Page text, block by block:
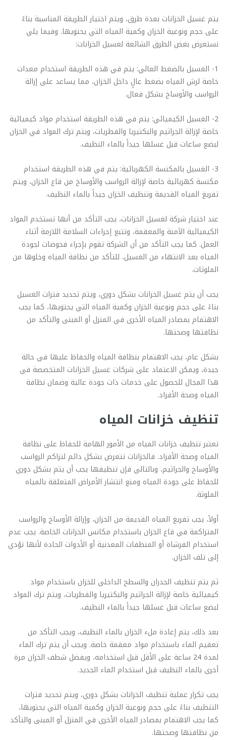
يتم غسيل الخزانات بعدة طرق، ويتم اختيار الطريقة المناسبة بناءً
على حجم ونوعية الخزان وكمية المياه التي يحتويها. وفيما يلي
نستعرض بعض الطرق الشائعة لغسيل الخزانات:
1- الغسيل بالضغط العالي: يتم في هذه الطريقة استخدام معدات
خاصة لرش المياه بضغط عالٍ داخل الخزان، مما يساعد على إزالة
الرواسب والأوساخ بشكل فعال.
2- الغسيل الكيميائي: يتم في هذه الطريقة استخدام مواد كيميائية
خاصة لإزالة الجراثيم والبكتيريا والفطريات، ويتم ترك المواد في الخزان
لبضع ساعات قبل غسلها جيداً بالماء النظيف.
3- الغسيل بالمكنسة الكهربائية: يتم في هذه الطريقة استخدام
مكنسة كهربائية خاصة لإزالة الرواسب والأوساخ من قاع الخزان، ويتم
تفريغ المياه القديمة وتنظيف الخزان جيداً بالماء النظيف.
عند اختيار شركة لغسيل الخزانات، يجب التأكد من أنها تستخدم المواد
الكيميائية الآمنة والمعقمة، وتتبع إجراءات السلامة اللازمة أثناء
العمل. كما يجب التأكد من أن الشركة تقوم بإجراء فحوصات لجودة
المياه بعد الانتهاء من الغسيل، للتأكد من نظافة المياه وخلوها من
الملوثات.
يجب أن يتم غسيل الخزانات بشكل دوري، ويتم تحديد فترات الغسيل
بناءً على حجم ونوعية الخزان وكمية المياه التي يحتويها، كما يجب
الاهتمام بمصادر المياه الأخرى في المنزل أو المبنى والتأكد من
نظافتها وصحتها.
بشكل عام، يجب الاهتمام بنظافة المياه والحفاظ عليها في حالة
جيدة، ويمكن الاعتماد على شركات غسيل الخزانات المتخصصة في
هذا المجال للحصول على خدمات ذات جودة عالية وضمان نظافة
المياه وصحة الأفراد.
تنظيف خزانات المياه
تعتبر تنظيف خزانات المياه من الأمور الهامة للحفاظ على نظافة
المياه وصحة الأفراد. فالخزانات تتعرض بشكل دائم لتراكم الرواسب
والأوساخ والجراثيم، وبالتالي فإن تنظيفها يجب أن يتم بشكل دوري
للحفاظ على جودة المياه ومنع انتشار الأمراض المتعلقة بالمياه
الملوثة.
أولاً، يجب تفريغ المياه القديمة من الخزان، وإزالة الأوساخ والرواسب
المتراكمة في قاع الخزان باستخدام مكانس الخزانات الخاصة. يجب عدم
استخدام الفرشاة أو المنظفات المعدنية أو الأدوات الحادة لأنها تؤدي
إلى تلف الخزان.
ثم يتم تنظيف الجدران والسطح الداخلي للخزان باستخدام مواد
كيميائية خاصة لإزالة الجراثيم والبكتيريا والفطريات، ويتم ترك المواد
لبضع ساعات قبل غسلها جيداً بالماء النظيف.
بعد ذلك، يتم إعادة ملء الخزان بالماء النظيف، ويجب التأكد من
تعقيم الماء باستخدام مواد معقمة خاصة. ويجب أن يتم ترك الماء
لمدة 24 ساعة على الأقل قبل استخدامه، ويفضل شطف الخزان مرة
أخرى بالماء النظيف قبل استخدام الماء الجديد.
يجب تكرار عملية تنظيف الخزانات بشكل دوري، ويتم تحديد فترات
التنظيف بناءً على حجم ونوعية الخزان وكمية المياه التي يحتويها،
كما يجب الاهتمام بمصادر المياه الأخرى في المنزل أو المبنى والتأكد
من نظافتها وصحتها.